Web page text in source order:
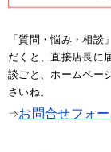
「質問・悩み・相
だくと、直接店長に
談ごと、ホームペー
さいね。
⇒お問合せフォ